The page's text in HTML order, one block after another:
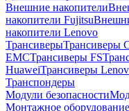
Внешние накопители
накопители Fujitsu
накопители Lenovo
ТрансиверыТрансиверы
EMCТрансиверы FS
HuaweiТрансиверы
Транспондеры
Модули безопасности
Монтажное оборудование